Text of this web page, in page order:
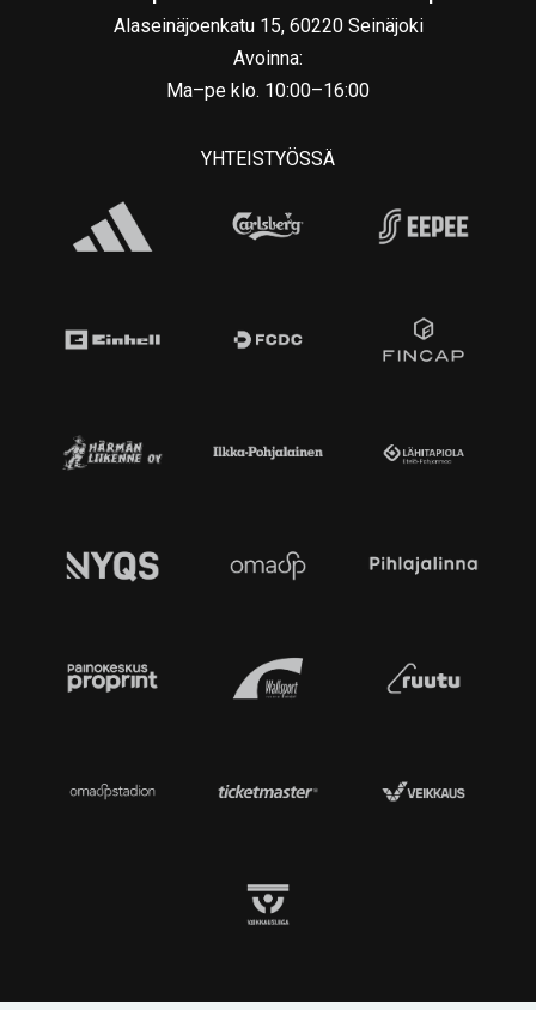
Alaseinäjoenkatu 15, 60220 Seinäjoki
Avoinna:
Ma–pe klo. 10:00–16:00
YHTEISTYÖSSÄ